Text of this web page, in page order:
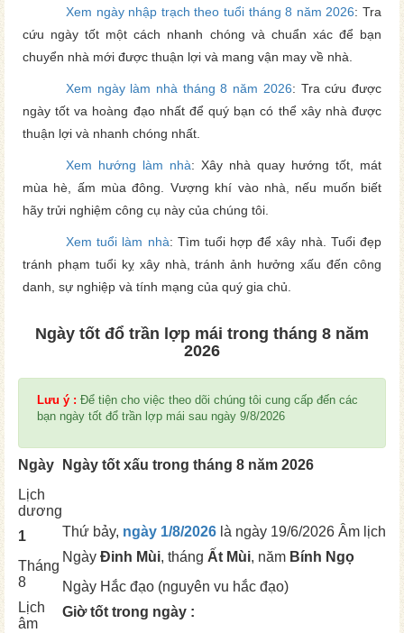
Xem ngày nhập trạch theo tuổi tháng 8 năm 2026: Tra
cứu ngày tốt một cách nhanh chóng và chuẩn xác để bạn
chuyển nhà mới được thuận lợi và mang vận may về nhà.
Xem ngày làm nhà tháng 8 năm 2026: Tra cứu được
ngày tốt va hoàng đạo nhất để quý bạn có thể xây nhà được
thuận lợi và nhanh chóng nhất.
Xem hướng làm nhà: Xây nhà quay hướng tốt, mát
mùa hè, ấm mùa đông. Vượng khí vào nhà, nếu muốn biết
hãy trửi nghiệm công cụ này của chúng tôi.
Xem tuổi làm nhà: Tìm tuổi hợp để xây nhà. Tuổi đẹp
tránh phạm tuổi kỵ xây nhà, tránh ảnh hưởng xấu đến công
danh, sự nghiệp và tính mạng của quý gia chủ.
Ngày tốt đổ trần lợp mái trong tháng 8 năm
2026
Lưu ý : Để tiện cho việc theo dõi chúng tôi cung cấp đến các
bạn ngày tốt đổ trần lợp mái sau ngày 9/8/2026
Ngày
Ngày tốt xấu trong tháng 8 năm 2026
Lịch
dương
1
Tháng
8
Lịch
âm
Thứ bảy, ngày 1/8/2026 là ngày 19/6/2026 Âm lịch
Ngày Đinh Mùi, tháng Ất Mùi, năm Bính Ngọ
Ngày Hắc đạo (nguyên vu hắc đạo)
Giờ tốt trong ngày :